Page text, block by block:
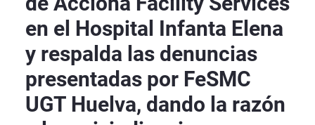
en el Hospital Infanta Elena
y respalda las denuncias
presentadas por FeSMC
UGT Huelva, dando la razón